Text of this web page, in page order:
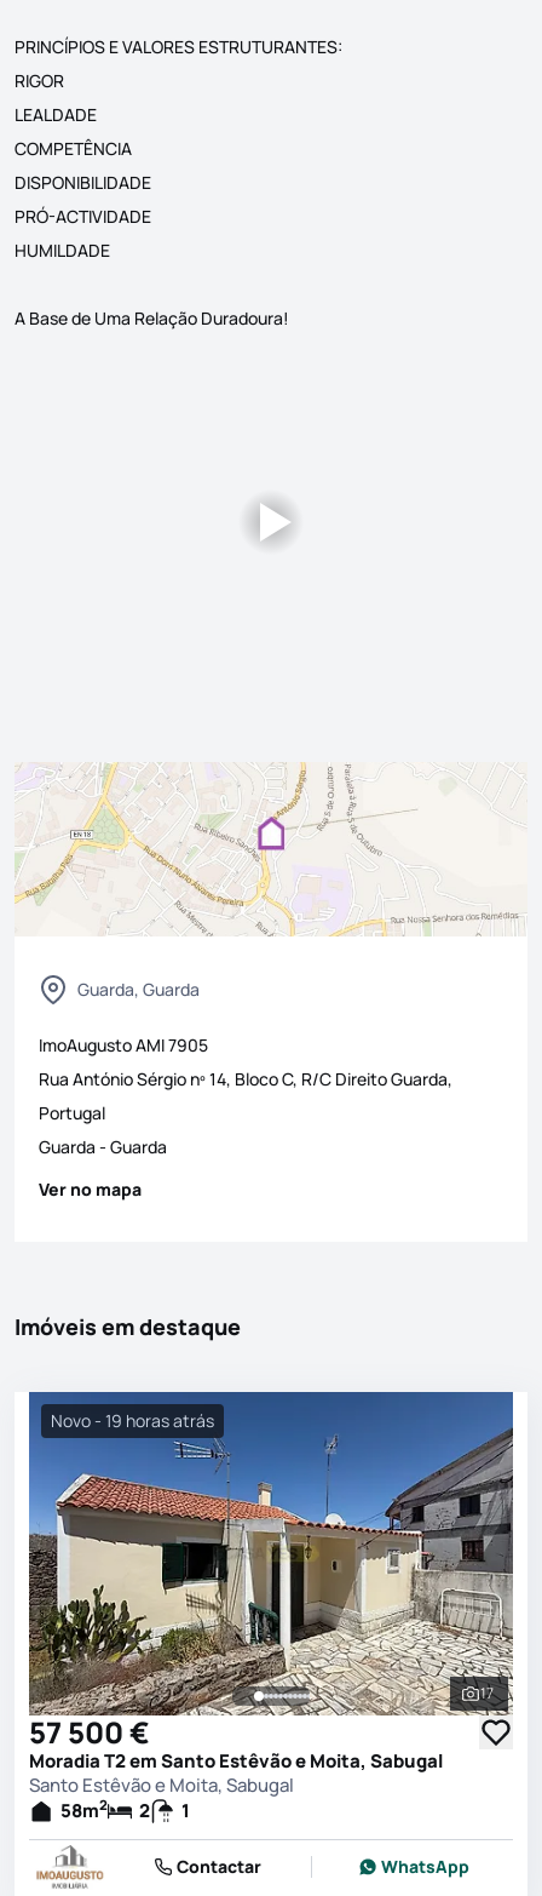
PRINCÍPIOS E VALORES ESTRUTURANTES:
RIGOR
LEALDADE
COMPETÊNCIA
DISPONIBILIDADE
PRÓ-ACTIVIDADE
HUMILDADE
A Base de Uma Relação Duradoura!
Guarda, Guarda
ImoAugustoAMI7905
Rua António Sérgio nº 14, Bloco C, R/C Direito Guarda,
Portugal
Guarda - Guarda
Ver no mapa
Imóveis em destaque
Ver
17
Novo - 19 horas atrás
57 500 €
Moradia T2 em Santo Estêvão e Moita, Sabugal
Santo Estêvão e Moita, Sabugal
58m2 2 1
Contactar WhatsApp